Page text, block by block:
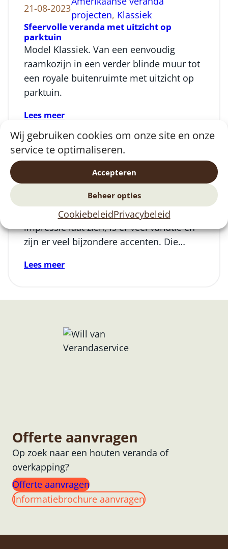
Wij gebruiken cookies om onze site en onze
service te optimaliseren.
Accepteren
Beheer opties
CookiebeleidPrivacybeleid
21-08-2023
projecten, Klassiek
Sfeervolle veranda met uitzicht op
parktuin
Model Klassiek. Van een eenvoudig
raamkozijn in een verder blinde muur tot
een royale buitenruimte met uitzicht op
parktuin.
Lees meer
07-05-2018
Amerikaanse veranda
Amerikaanse veranda
Amerikaanse veranda op maat Zoals de
impressie laat zien, is er veel variatie en
zijn er veel bijzondere accenten. Die…
Lees meer
Offerte aanvragen
Op zoek naar een houten veranda of
overkapping?
Offerte aanvragen
Informatiebrochure aanvragen